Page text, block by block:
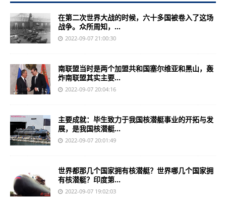
在第二次世界大战的时候，六十多国被卷入了这场
战争。众所周知，...
2022-09-07 21:00:30
南联盟当时是两个加盟共和国塞尔维亚和黑山，轰
炸南联盟其实主要...
2022-09-07 20:04:16
主要成就：毕生致力于我国核潜艇事业的开拓与发
展，是我国核潜艇...
2022-09-07 20:01:49
世界都那几个国家拥有核潜艇？世界哪几个国家拥
有核潜艇？印度第...
2022-09-07 19:02:03